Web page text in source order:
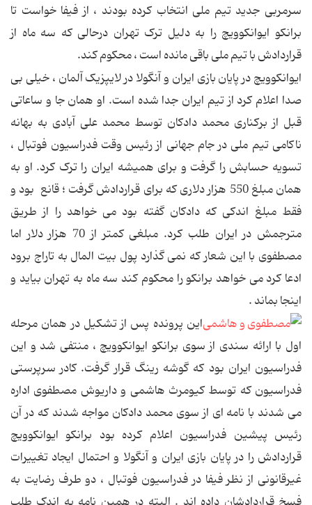
سرمربی جدید تیم ملی انتخاب کرده بودند ، از فیفا خواست تا
برانکو ایوانکوویچ را به دلیل ترک تهران درحالی که سه ماه از
قراردادش با تیم ملی باقی مانده است ، محکوم کند.
ایوانکوویچ در پایان بازی ایران و آنگولا در لایپزیک آلمان ، خیلی بی
صدا اعلام کرد از تیم ایران جدا شده است. او همان جا و ساعاتی
قبل از برکناری محمد دادکان توسط محمد علی آبادی به بهانه
ناکامی تیم ملی در جام جهانی از رئیس وقت فدراسیون فوتبال ،
تسویه حسابش را گرفت و برای همیشه ایران را ترک کرد. او به
همان مبلغ 550 هزار دلاری که برای قراردادش گرفت ؛ قانع بود و
فقط مبلغ اندکی که دادکان گفته بود می خواهد را از طریق
مترجمش در ایران طلب کرد. مبلغی کمتر از 70 هزار دلار اما
مصطفوی با این شعار که نمی گذارد پول بیت المال به تاراج برود
ادعا کرد می خواهد برانکو را محکوم کند سه ماه به تهران بیاید و
اینجا بماند .
این پرونده پس از تشکیل در همان مرحله
اول با ارائه سندی از سوی برانکو ایوانکوویچ ، منتفی شد و این
فدراسیون ایران بود که گوشه رینگ قرار گرفت. کادر سرپرستی
فدراسیون که توسط کیومرث هاشمی و داریوش مصطفوی اداره
می شدند با نامه ای از سوی محمد دادکان مواجه شدند که در آن
رئیس پیشین فدراسیون اعلام کرده بود برانکو ایوانکوویچ
قراردادش را در پایان بازی ایران و آنگولا و احتمال ایجاد تغییرات
غیرقانونی از نظر فیفا در فدراسیون فوتبال ، دو طرف رضایت به